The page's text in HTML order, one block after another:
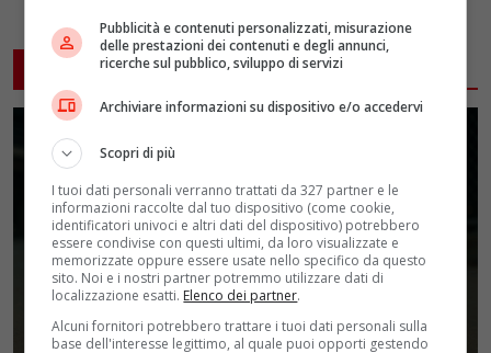
ARTICOLI CORRELATI
Pubblicità e contenuti personalizzati, misurazione
delle prestazioni dei contenuti e degli annunci,
ricerche sul pubblico, sviluppo di servizi
Archiviare informazioni su dispositivo e/o accedervi
Scopri di più
I tuoi dati personali verranno trattati da 327 partner e le
informazioni raccolte dal tuo dispositivo (come cookie,
identificatori univoci e altri dati del dispositivo) potrebbero
essere condivise con questi ultimi, da loro visualizzate e
memorizzate oppure essere usate nello specifico da questo
sito. Noi e i nostri partner potremmo utilizzare dati di
localizzazione esatti. Elenco dei partner.
Alcuni fornitori potrebbero trattare i tuoi dati personali sulla
base dell'interesse legittimo, al quale puoi opporti gestendo